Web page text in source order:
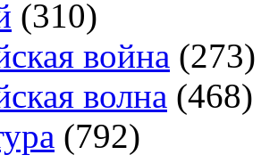
(310)
война (273)
волна (468)
(792)